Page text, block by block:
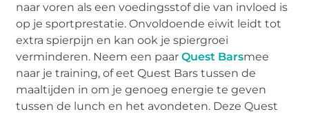
naar voren als een voedingsstof die van invloed is
op je sportprestatie. Onvoldoende eiwit leidt tot
extra spierpijn en kan ook je spiergroei
verminderen. Neem een paarQuest Barsmee
naar je training, of eet Quest Bars tussen de
maaltijden in om je genoeg energie te geven
tussen de lunch en het avondeten. Deze Quest